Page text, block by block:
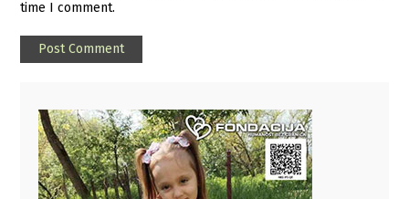
time I comment.